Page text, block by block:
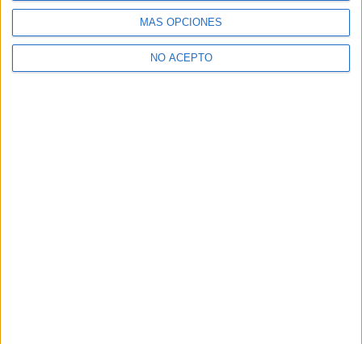
MÁS OPCIONES
NO ACEPTO